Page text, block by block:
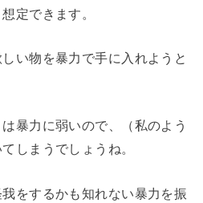
定できます。
い物を暴力で手に入れようと
暴力に弱いので、（私のよう
しまうでしょうね。
をするかも知れない暴力を振